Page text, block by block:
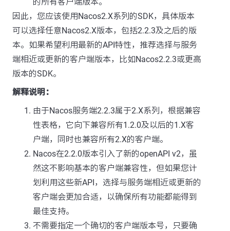
因此，您应该使用Nacos2.X系列的SDK，具体版本
可以选择任意Nacos2.X版本，包括2.2.3及之后的版
本。如果希望利用最新的API特性，推荐选择与服务
端相近或更新的客户端版本，比如Nacos2.2.3或更高
版本的SDK。
解释说明：
由于Nacos服务端2.2.3属于2.X系列，根据兼容
性表格，它向下兼容所有1.2.0及以后的1.X客
户端，同时也兼容所有2.X的客户端。
Nacos在2.2.0版本引入了新的openAPI v2，虽
然这不影响基本的客户端兼容性，但如果您计
划利用这些新API，选择与服务端相近或更新的
客户端会更加合适，以确保所有功能都能得到
最佳支持。
不需要指定一个确切的客户端版本号，只要确